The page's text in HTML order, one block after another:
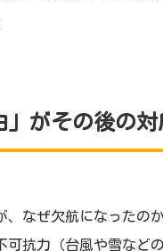
」がその後の
、なぜ欠航になったの
可抗力（台風や雪など